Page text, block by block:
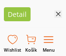
Detail
Wishlist Košík Menu